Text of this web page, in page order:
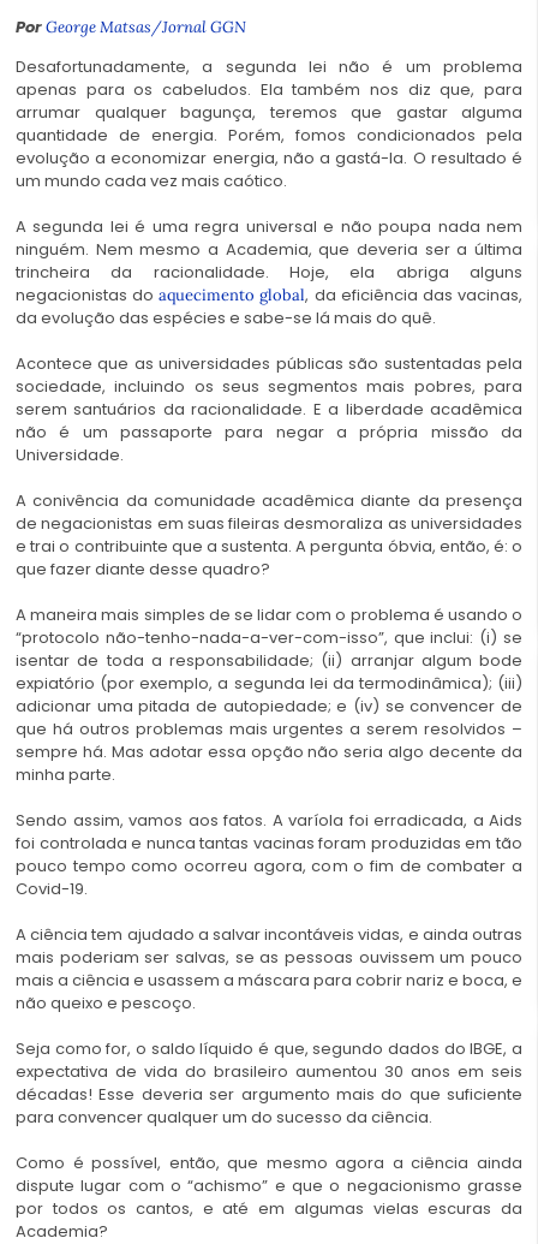
PorGeorge Matsas/Jornal GGN
Desafortunadamente, a segunda lei não é um problema
apenas para os cabeludos. Ela também nos diz que, para
arrumar qualquer bagunça, teremos que gastar alguma
quantidade de energia. Porém, fomos condicionados pela
evolução a economizar energia, não a gastá-la. O resultado é
um mundo cada vez mais caótico.
A segunda lei é uma regra universal e não poupa nada nem
ninguém. Nem mesmo a Academia, que deveria ser a última
trincheira da racionalidade. Hoje, ela abriga alguns
negacionistas doaquecimento global, da eficiência das vacinas,
da evolução das espécies e sabe-se lá mais do quê.
Acontece que as universidades públicas são sustentadas pela
sociedade, incluindo os seus segmentos mais pobres, para
serem santuários da racionalidade. E a liberdade acadêmica
não é um passaporte para negar a própria missão da
Universidade.
A conivência da comunidade acadêmica diante da presença
de negacionistas em suas fileiras desmoraliza as universidades
e trai o contribuinte que a sustenta. A pergunta óbvia, então, é: o
que fazer diante desse quadro?
A maneira mais simples de se lidar com o problema é usando o
“protocolo não-tenho-nada-a-ver-com-isso”, que inclui: (i) se
isentar de toda a responsabilidade; (ii) arranjar algum bode
expiatório (por exemplo, a segunda lei da termodinâmica); (iii)
adicionar uma pitada de autopiedade; e (iv) se convencer de
que há outros problemas mais urgentes a serem resolvidos –
sempre há. Mas adotar essa opção não seria algo decente da
minha parte.
Sendo assim, vamos aos fatos. A varíola foi erradicada, a Aids
foi controlada e nunca tantas vacinas foram produzidas em tão
pouco tempo como ocorreu agora, com o fim de combater a
Covid-19.
A ciência tem ajudado a salvar incontáveis vidas, e ainda outras
mais poderiam ser salvas, se as pessoas ouvissem um pouco
mais a ciência e usassem a máscara para cobrir nariz e boca, e
não queixo e pescoço.
Seja como for, o saldo líquido é que, segundo dados do IBGE, a
expectativa de vida do brasileiro aumentou 30 anos em seis
décadas! Esse deveria ser argumento mais do que suficiente
para convencer qualquer um do sucesso da ciência.
Como é possível, então, que mesmo agora a ciência ainda
dispute lugar com o “achismo” e que o negacionismo grasse
por todos os cantos, e até em algumas vielas escuras da
Academia?